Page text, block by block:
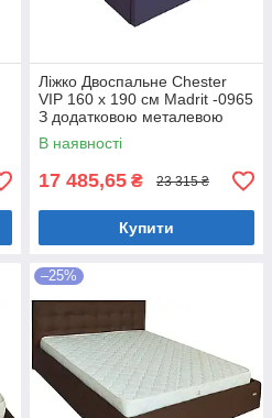
Ліжко Двоспальне Chester
VIP 160 х 190 см Madrit -0965
З додатковою металевою
цільнозварною рамою
Фіолетовий
В наявності
17 485,65 ₴ 23 315 ₴
Купити
–25%